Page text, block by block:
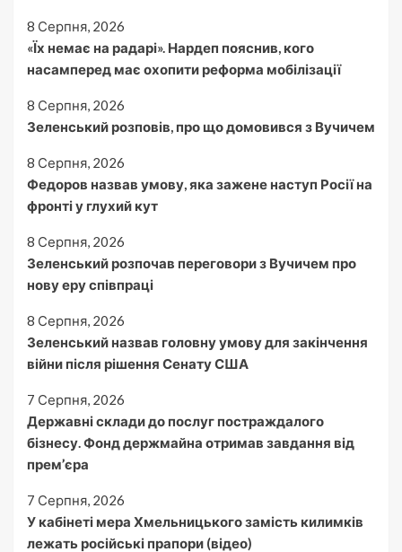
8 Серпня, 2026
«Їх немає на радарі». Нардеп пояснив, кого
насамперед має охопити реформа мобілізації
8 Серпня, 2026
Зеленський розповів, про що домовився з Вучичем
8 Серпня, 2026
Федоров назвав умову, яка зажене наступ Росії на
фронті у глухий кут
8 Серпня, 2026
Зеленський розпочав переговори з Вучичем про
нову еру співпраці
8 Серпня, 2026
Зеленський назвав головну умову для закінчення
війни після рішення Сенату США
7 Серпня, 2026
Державні склади до послуг постраждалого
бізнесу. Фонд держмайна отримав завдання від
прем’єра
7 Серпня, 2026
У кабінеті мера Хмельницького замість килимків
лежать російські прапори (відео)